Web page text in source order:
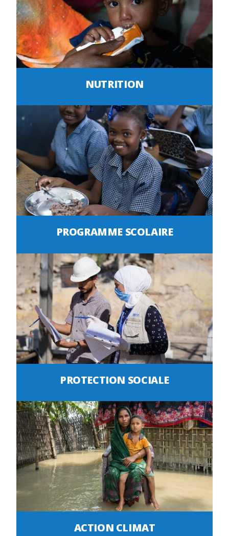
NUTRITION
PROGRAMME SCOLAIRE
PROTECTION SOCIALE
ACTION CLIMAT